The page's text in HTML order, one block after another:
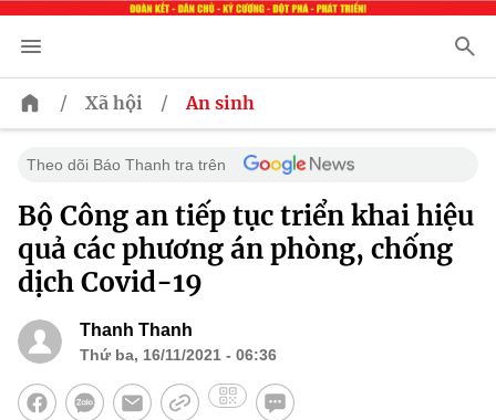
/ Xã hội / An sinh
Theo dõi Báo Thanh tra trên
Bộ Công an tiếp tục triển khai hiệu
quả các phương án phòng, chống
dịch Covid-19
Thanh Thanh
Thứ ba, 16/11/2021 - 06:36